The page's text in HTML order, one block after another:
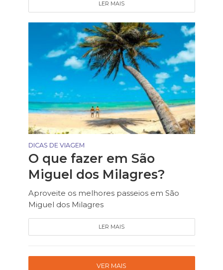
LER MAIS
DICAS DE VIAGEM
O que fazer em São
Miguel dos Milagres?
Aproveite os melhores passeios em São
Miguel dos Milagres
LER MAIS
VER MAIS